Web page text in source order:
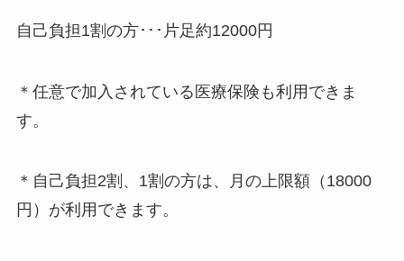
自己負担1割の方･･･片足約12000円
＊任意で加入されている医療保険も利用できま
す。
＊自己負担2割、1割の方は、月の上限額（18000
円）が利用できます。